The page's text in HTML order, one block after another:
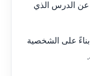
عن الدرس الذي
على الشخصية